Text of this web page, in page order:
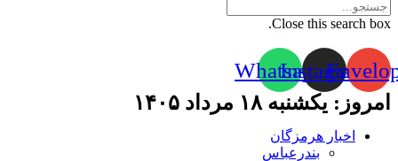
Close this search box.
Instagram
Whatsapp
امروز: یکشنبه ۱۸ مرداد ۱۴۰۵
اخبار هرمزگان
بندرعباس